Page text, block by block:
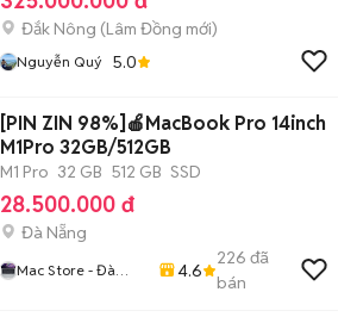
Đắk Nông (Lâm Đồng mới)
Nguyễn Quý 5.0
[PIN ZIN 98%]🍎MacBook Pro 14inch
M1Pro 32GB/512GB
M1 Pro 32 GB 512 GB SSD
28.500.000 đ
Đà Nẵng
Mac Store - Đà
4.6
226 đã
bán